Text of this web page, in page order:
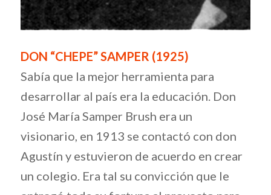
DON “CHEPE” SAMPER (1925)
Sabía que la mejor herramienta para
desarrollar al país era la educación. Don
José María Samper Brush era un
visionario, en 1913 se contactó con don
Agustín y estuvieron de acuerdo en crear
un colegio. Era tal su convicción que le